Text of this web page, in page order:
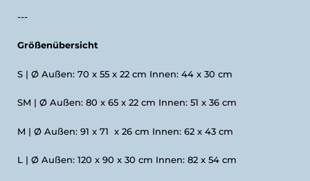
---
Größenübersicht
S | Ø Außen: 70 x 55 x 22 cm Innen: 44 x 30 cm
SM | Ø Außen: 80 x 65 x 22 cm Innen: 51 x 36 cm
M | Ø Außen: 91 x 71 x 26 cm Innen: 62 x 43 cm
L | Ø Außen: 120 x 90 x 30 cm Innen: 82 x 54 cm